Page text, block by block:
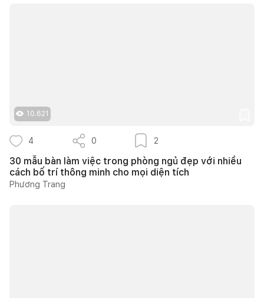
10.621
4 0 2
30 mẫu bàn làm việc trong phòng ngủ đẹp với nhiều
cách bố trí thông minh cho mọi diện tích
Phương Trang